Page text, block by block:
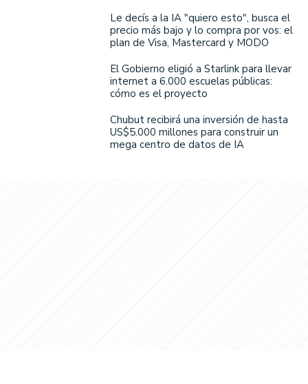
Le decís a la IA "quiero esto", busca el
precio más bajo y lo compra por vos: el
plan de Visa, Mastercard y MODO
El Gobierno eligió a Starlink para llevar
internet a 6.000 escuelas públicas:
cómo es el proyecto
Chubut recibirá una inversión de hasta
US$5.000 millones para construir un
mega centro de datos de IA